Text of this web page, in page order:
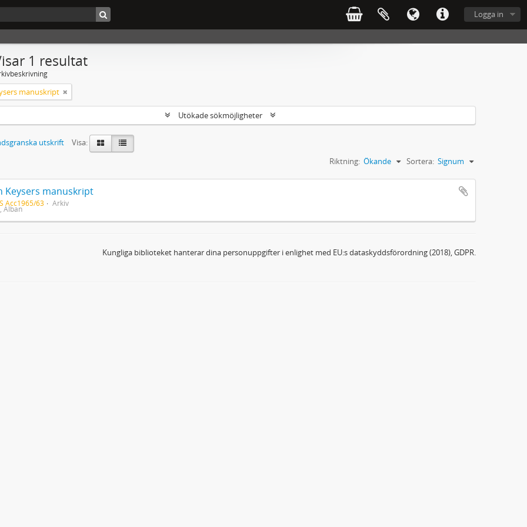
Logga in
1 resultat
manuskript
Utökade sökmöjligheter
utskrift
Visa:
Sortera: Signum
Riktning: Ökande
Keysers manuskript
Acc1965/63 Arkiv
Alban
Kungliga biblioteket hanterar dina personuppgifter i enlighet med EU:s dataskyddsförordning (2018), GDPR.